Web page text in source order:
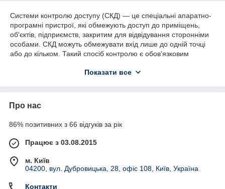
Системи контролю доступу (СКД) — це спеціальні апаратно-
програмні пристрої, які обмежують доступ до приміщень,
об'єктів, підприємств, закритим для відвідування сторонніми
особами. СКД можуть обмежувати вхід лише до одній точці
або до кільком. Такий спосіб контролю є обов'язковим
Гідність СКД також у те, що при втраті працівником ключа або
не відбудеться.
Мережеві системи контролю доступу
Системы контроля и управления доступом могут
быть локальными и сетевыми. Первые отвечают
за ограничение доступа к одной точке. Сетевые системы
используются в более глобальных масштабах: для офисов,
более сложны в установке, чем локальные, и требуют
Показати все
Про нас
86% позитивних з 66 відгуків за рік
Працює з 03.08.2015
м. Київ
04200, вул. Дубровицька, 28, офіс 108, Київ, Україна
Контакти